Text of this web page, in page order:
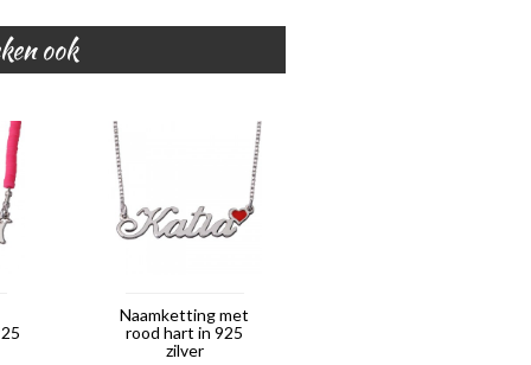
ook
Naamketting met
rood hart in 925
zilver